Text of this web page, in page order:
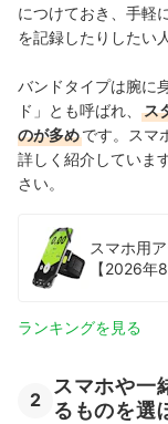
につけておき、手軽
を記録したりしたい
バンドタイプは腕に
ド」とも呼ばれ、
ス
のが多めです。スマ
詳しく紹介していま
さい。
スマホ用
【2026年8
ランキングを見る
2
スマホや一
るものを選